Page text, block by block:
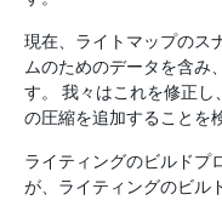
現在、ライトマップのス
ムのためのデータを含み
す。 我々はこれを修正
の圧縮を追加することを
ライティングのビルドプ
が、ライティングのビル